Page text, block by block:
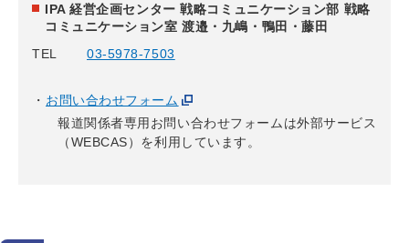
IPA 経営企画センター 戦略コミュニケーション部 戦略
コミュニケーション室 渡邉・九嶋・鴨田・藤田
TEL
03-5978-7503
お問い合わせフォーム
報道関係者専用お問い合わせフォームは外部サービス
（WEBCAS）を利用しています。